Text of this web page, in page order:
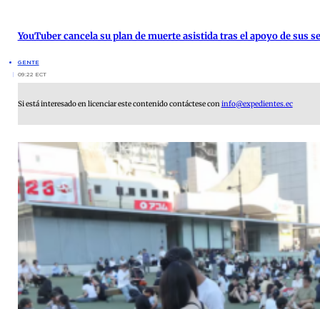
YouTuber cancela su plan de muerte asistida tras el apoyo de sus
GENTE
09:22 ECT
Si está interesado en licenciar este contenido contáctese coninfo@expedientes.ec